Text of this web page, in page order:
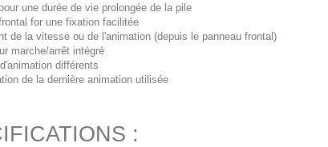
une durée de vie prolongée de la pile
for une fixation facilitée
de la vitesse ou de l'animation (depuis le panneau frontal)
marche/arrêt intégré
différents
de la dernière animation utilisée
: